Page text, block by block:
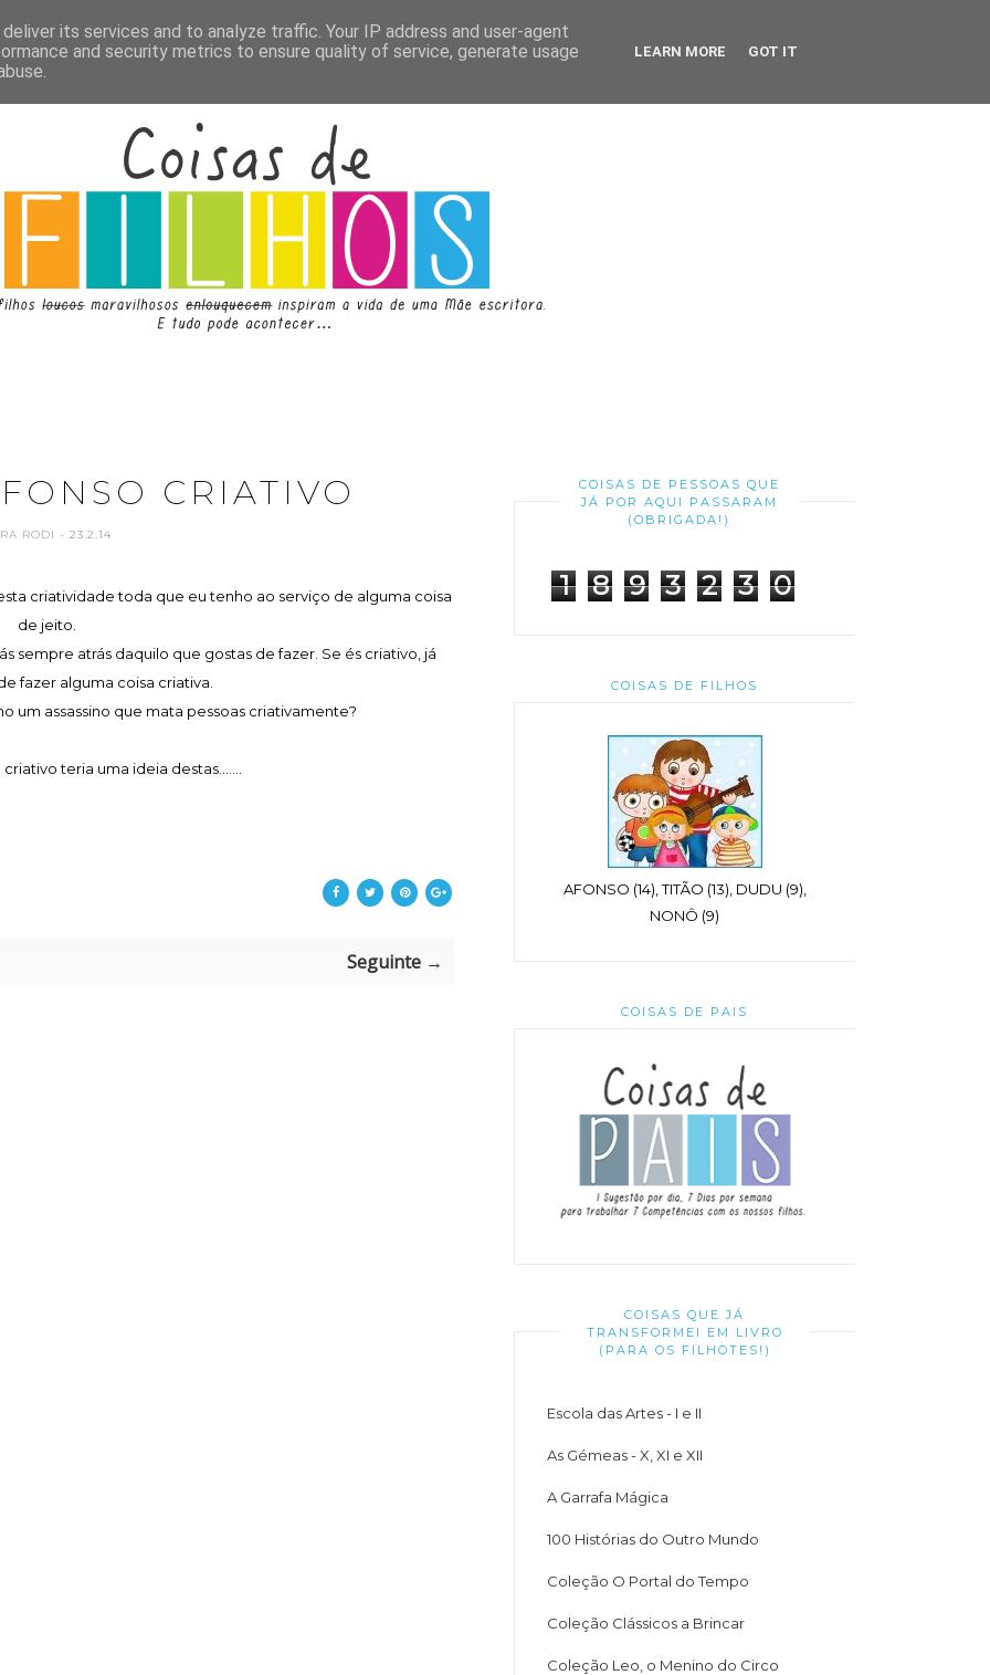
CRIATIVO
RODI - 23.2.14
criatividade toda que eu tenho ao serviço de alguma coisa
de jeito.
sempre atrás daquilo que gostas de fazer. Se és criativo, já
fazer alguma coisa criativa.
um assassino que mata pessoas criativamente?
teria uma ideia destas.......
Seguinte →
COISAS DE PESSOAS QUE
JÁ POR AQUI PASSARAM
(OBRIGADA!)
1 8 9 3 2 3 0
COISAS DE FILHOS
AFONSO (14), TITÃO (13), DUDU (9),
NONÔ (9)
COISAS DE PAIS
COISAS QUE JÁ
TRANSFORMEI EM LIVRO
(PARA OS FILHOTES!)
Escola das Artes - I e II
As Gémeas - X, XI e XII
A Garrafa Mágica
100 Histórias do Outro Mundo
Coleção O Portal do Tempo
Coleção Clássicos a Brincar
Coleção Leo, o Menino do Circo
its services and to analyze traffic. Your IP address and user-agent
and security metrics to ensure quality of service, generate usage
LEARN MORE GOT IT